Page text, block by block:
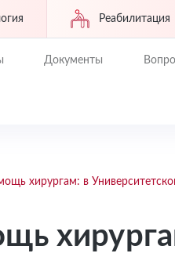
Реабилитация
Документы
хирургам: в